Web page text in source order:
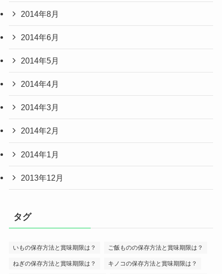
2014年8月
2014年6月
2014年5月
2014年4月
2014年3月
2014年2月
2014年1月
2013年12月
タグ
いもの保存方法と賞味期限は？ ご飯ものの保存方法と賞味期限は？
ねぎの保存方法と賞味期限は？ キノコの保存方法と賞味期限は？